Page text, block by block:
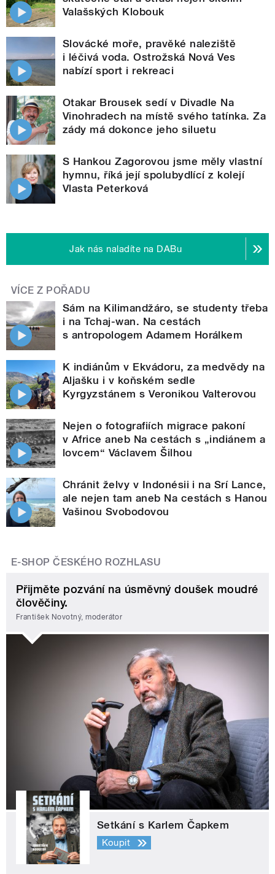
Valašských Klobouk
Slovácké moře, pravěké naleziště
i léčivá voda. Ostrožská Nová Ves
nabízí sport i rekreaci
Otakar Brousek sedí v Divadle Na
Vinohradech na místě svého tatínka. Za
zády má dokonce jeho siluetu
S Hankou Zagorovou jsme měly vlastní
hymnu, říká její spolubydlící z kolejí
Vlasta Peterková
Jak nás naladíte na DABu
VÍCE Z POŘADU
Sám na Kilimandžáro, se studenty třeba
i na Tchaj-wan. Na cestách
s antropologem Adamem Horálkem
K indiánům v Ekvádoru, za medvědy na
Aljašku i v koňském sedle
Kyrgyzstánem s Veronikou Valterovou
Nejen o fotografiích migrace pakoní
v Africe aneb Na cestách s „indiánem a
lovcem“ Václavem Šilhou
Chránit želvy v Indonésii i na Srí Lance,
ale nejen tam aneb Na cestách s Hanou
Vašinou Svobodovou
E-SHOP ČESKÉHO ROZHLASU
Přijměte pozvání na úsměvný doušek moudré
člověčiny.
František Novotný, moderátor
Setkání s Karlem Čapkem
Koupit